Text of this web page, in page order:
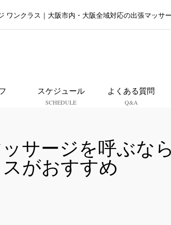
ワンクラス｜大阪市内・大阪全域対応の出張マッサ
スケジュール
SCHEDULE
よくある質問
Q&A
サージを呼ぶな
スがおすすめ